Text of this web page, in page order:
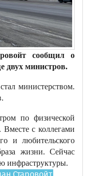
сообщил о
двух министров.
министерством.
по физической
Вместе с коллегами
и любительского
жизни. Сейчас
инфраструктуры.